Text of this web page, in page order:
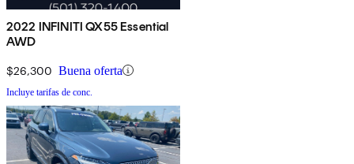
2022 INFINITI QX55 Essential
AWD
$26,300 Buena oferta
Incluye tarifas de conc.